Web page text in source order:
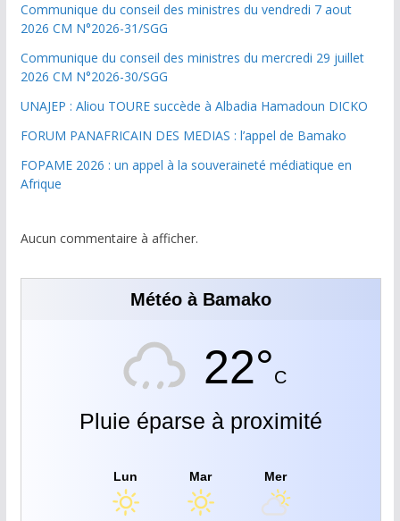
Communique du conseil des ministres du vendredi 7 aout
2026 CM N°2026-31/SGG
Communique du conseil des ministres du mercredi 29 juillet
2026 CM N°2026-30/SGG
UNAJEP : Aliou TOURE succède à Albadia Hamadoun DICKO
FORUM PANAFRICAIN DES MEDIAS : l’appel de Bamako
FOPAME 2026 : un appel à la souveraineté médiatique en
Afrique
Aucun commentaire à afficher.
Météo à Bamako
22°C
Pluie éparse à proximité
Lun Mar Mer